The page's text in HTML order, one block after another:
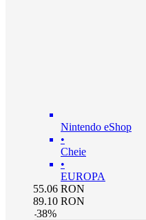
Nintendo eShop
•
Cheie
•
EUROPA
55.06 RON
89.10 RON
-38%